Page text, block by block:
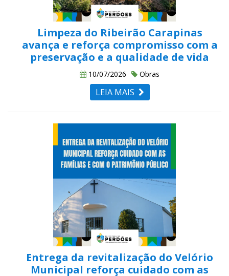
Limpeza do Ribeirão Carapinas
avança e reforça compromisso com a
preservação e a qualidade de vida
10/07/2026 Obras
LEIA MAIS
Entrega da revitalização do Velório
Municipal reforça cuidado com as